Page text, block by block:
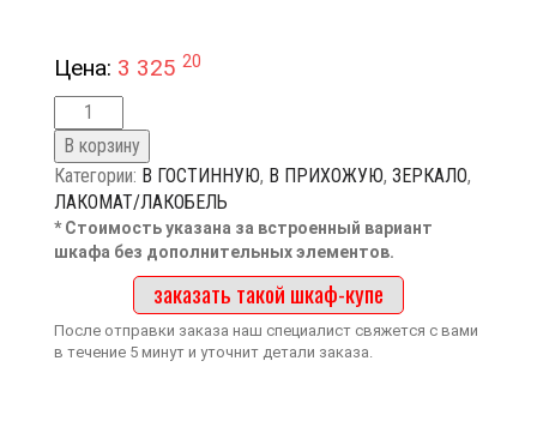
Цена: 3 32520
В корзину
Категории: В ГОСТИННУЮ, В ПРИХОЖУЮ,ЗЕРКАЛО,
ЛАКОМАТ/ЛАКОБЕЛЬ
* Стоимость указана за встроенный вариант
шкафа без дополнительных элементов.
заказать такой шкаф-купе
После отправки заказа наш специалист свяжется с вами
в течение 5 минут и уточнит детали заказа.